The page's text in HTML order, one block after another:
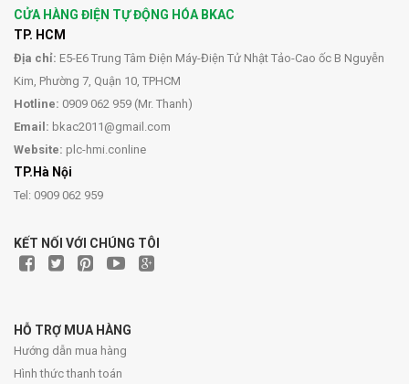
CỬA HÀNG ĐIỆN TỰ ĐỘNG HÓA BKAC
TP. HCM
Địa chỉ: E5-E6 Trung Tâm Điện Máy-Điện Tử Nhật Tảo-Cao ốc B Nguyễn
Kim, Phường 7, Quận 10, TPHCM
Hotline: 0909 062 959 (Mr. Thanh)
Email: bkac2011@gmail.com
Website: plc-hmi.conline
TP.Hà Nội
Tel: 0909 062 959
KẾT NỐI VỚI CHÚNG TÔI
HỖ TRỢ MUA HÀNG
Hướng dẫn mua hàng
Hình thức thanh toán